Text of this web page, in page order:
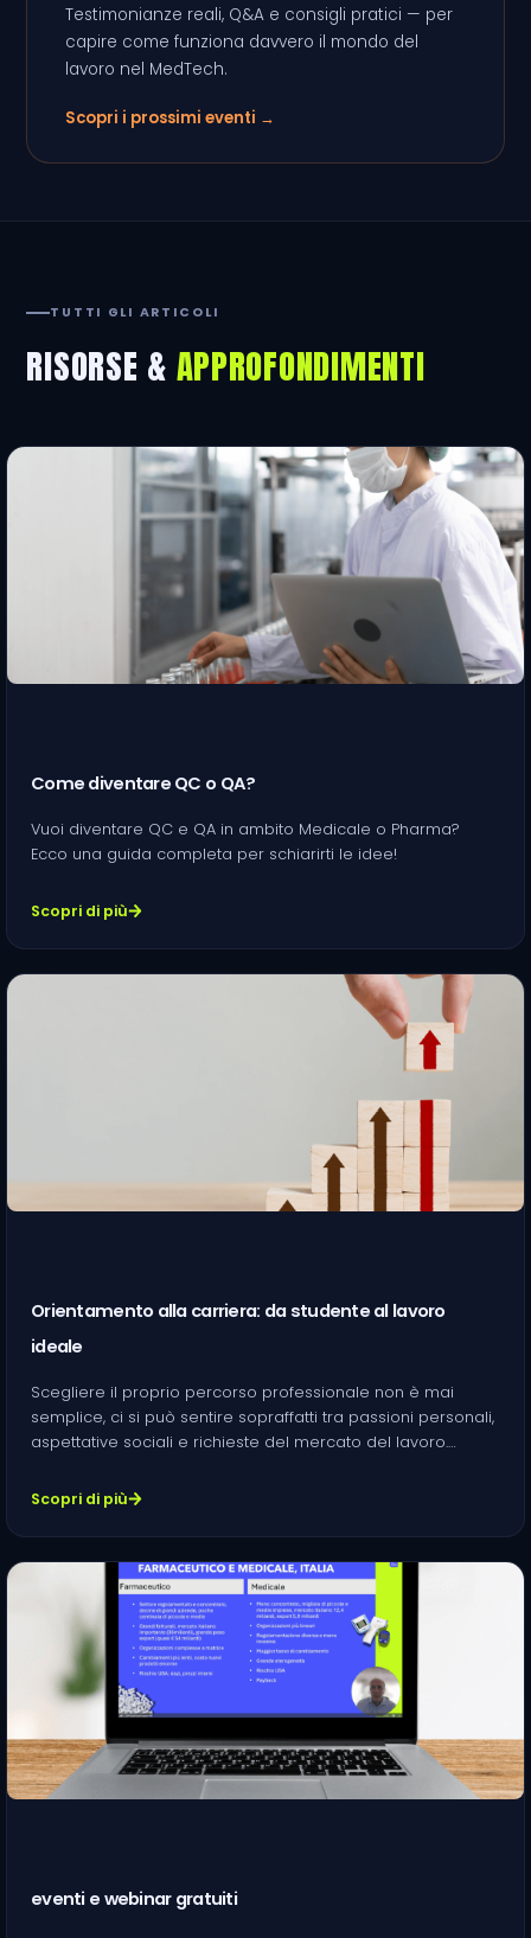
Testimonianze reali, Q&A e consigli pratici — per
capire come funziona davvero il mondo del
lavoro nel MedTech.
Scopri i prossimi eventi →
TUTTI GLI ARTICOLI
RISORSE & APPROFONDIMENTI
Come diventare QC o QA?
Vuoi diventare QC e QA in ambito Medicale o Pharma?
Ecco una guida completa per schiarirti le idee!
Scopri di più
Orientamento alla carriera: da studente al lavoro
ideale
Scegliere il proprio percorso professionale non è mai
semplice, ci si può sentire sopraffatti tra passioni personali,
aspettative sociali e richieste del mercato del lavoro.…
Scopri di più
eventi e webinar gratuiti